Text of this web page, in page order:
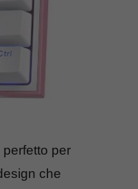
perfetto per
che